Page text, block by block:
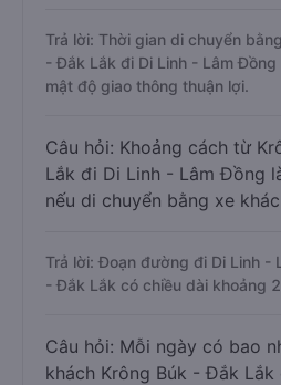
Trả lời: Thời gian di chuyển
- Đắk Lắk đi Di Linh - Lâm
mật độ giao thông thuận lợi.
Câu hỏi: Khoảng cách từ
Lắk đi Di Linh - Lâm Đồng
nếu di chuyển bằng xe
Trả lời: Đoạn đường đi Di Linh -
- Đắk Lắk có chiều dài khoảng
Câu hỏi: Mỗi ngày có bao
khách Krông Búk - Đắk